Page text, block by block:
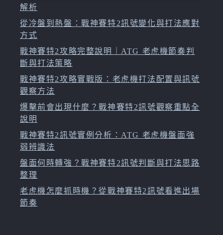
解析
從冷盤到熱盤：戰神賽特2訊號變化與打法應對
方式
戰神賽特2攻略完整說明｜ATG 老虎機節奏判
斷與打法策略
戰神賽特2攻略實戰版：老虎機打法配置與訊號
觀察方法
爆擊前會出現什麼？戰神賽特2訊號觀察重點全
說明
戰神賽特2訊號實例分析：ATG 老虎機盤面強
弱辨識法
盤面何時轉強？戰神賽特2訊號判斷與打法思路
整理
老虎機怎麼抓時機？從戰神賽特2訊號看進出場
節奏